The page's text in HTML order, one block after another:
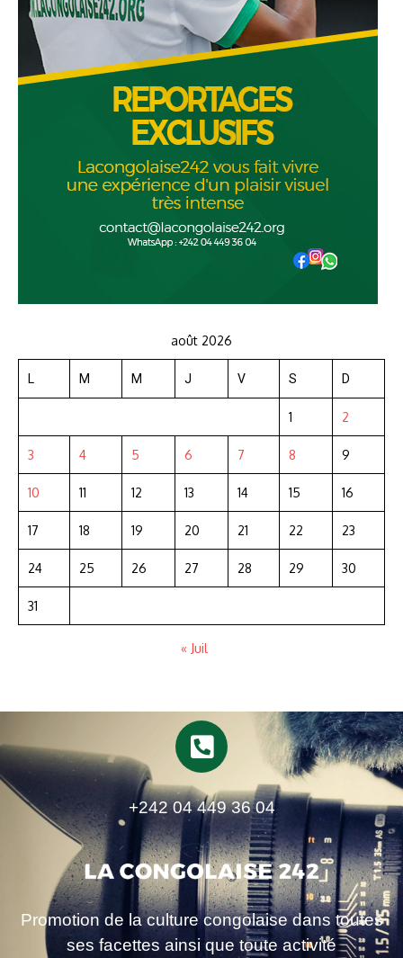
août 2026
L M M J V S D
1 2
3 4 5 6 7 8 9
10 11 12 13 14 15 16
17 18 19 20 21 22 23
24 25 26 27 28 29 30
31
« Juil
+242 04 449 36 04
Promotion de la culture congolaise dans toutes
ses facettes ainsi que toute activité